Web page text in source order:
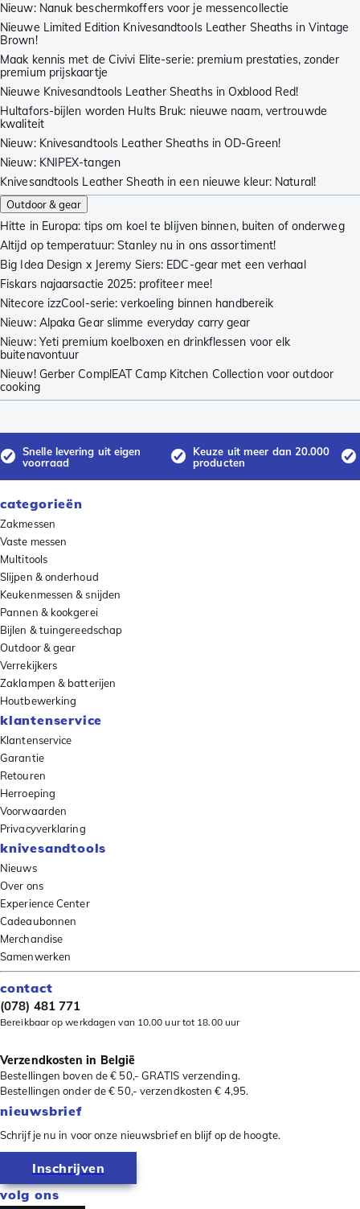
Nieuw: Nanuk beschermkoffers voor je messencollectie
Nieuwe Limited Edition Knivesandtools Leather Sheaths in Vintage
Brown!
Maak kennis met de Civivi Elite-serie: premium prestaties, zonder
premium prijskaartje
Nieuwe Knivesandtools Leather Sheaths in Oxblood Red!
Hultafors-bijlen worden Hults Bruk: nieuwe naam, vertrouwde
kwaliteit
Nieuw: Knivesandtools Leather Sheaths in OD-Green!
Nieuw: KNIPEX-tangen
Knivesandtools Leather Sheath in een nieuwe kleur: Natural!
Outdoor & gear
Hitte in Europa: tips om koel te blijven binnen, buiten of onderweg
Altijd op temperatuur: Stanley nu in ons assortiment!
Big Idea Design x Jeremy Siers: EDC-gear met een verhaal
Fiskars najaarsactie 2025: profiteer mee!
Nitecore izzCool-serie: verkoeling binnen handbereik
Nieuw: Alpaka Gear slimme everyday carry gear
Nieuw: Yeti premium koelboxen en drinkflessen voor elk
buitenavontuur
Nieuw! Gerber ComplEAT Camp Kitchen Collection voor outdoor
cooking
Snelle levering uit eigen
voorraad
Keuze uit meer dan 20.000
producten
categorieën
Zakmessen
Vaste messen
Multitools
Slijpen & onderhoud
Keukenmessen & snijden
Pannen & kookgerei
Bijlen & tuingereedschap
Outdoor & gear
Verrekijkers
Zaklampen & batterijen
Houtbewerking
klantenservice
Klantenservice
Garantie
Retouren
Herroeping
Voorwaarden
Privacyverklaring
knivesandtools
Nieuws
Over ons
Experience Center
Cadeaubonnen
Merchandise
Samenwerken
contact
(078) 481 771
Bereikbaar op werkdagen van 10.00 uur tot 18.00 uur
Verzendkosten in België
Bestellingen boven de € 50,- GRATIS verzending.
Bestellingen onder de € 50,- verzendkosten € 4,95.
nieuwsbrief
Schrijf je nu in voor onze nieuwsbrief en blijf op de hoogte.
Inschrijven
volg ons